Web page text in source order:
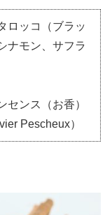
ロッコ（ブラッ
ナモン、サフラ
センス（お香）
Pescheux）